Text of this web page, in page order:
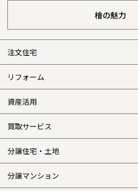
檜の魅力
注文住宅
注文住宅 トップ
グレートステージ
クレステージ
施工事例
平屋の家
リフォーム
リフォーム トップ
リフォームメニュー
選ばれる理由
リフォームの流れ
資産活用
資産活用 トップ
賃貸併用住宅のメリット
安心のサポートシステム
買取サービス
分譲住宅・土地
分譲マンション